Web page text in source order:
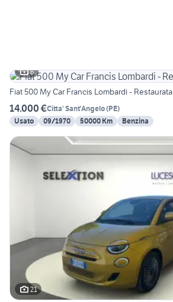
6
Fiat 500 My Car Francis Lombardi - Restaurata
14.000 €Citta' Sant'Angelo(PE)
Usato
09/1970 50000 Km Benzina
21